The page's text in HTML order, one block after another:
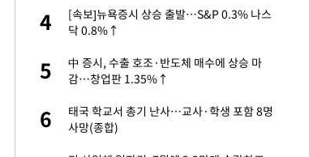
4
[속보]뉴욕증시 상승 출발…S&P 0.3% 나스
닥 0.8%↑
5
中 증시, 수출 호조·반도체 매수에 상승 마
감…창업판 1.35%↑
6
태국 학교서 총기 난사…교사·학생 포함 8명
사망(종합)